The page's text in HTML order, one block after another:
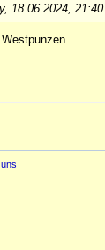
18.06.2024, 21:40